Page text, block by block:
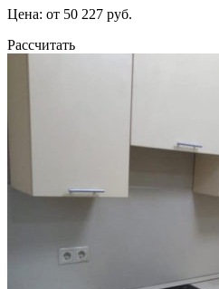
Цена: от 50 227 руб.
Рассчитать